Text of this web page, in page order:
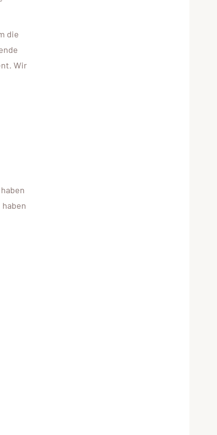
die
Wir